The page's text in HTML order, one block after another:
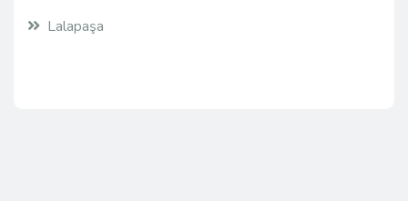
Lalapaşa